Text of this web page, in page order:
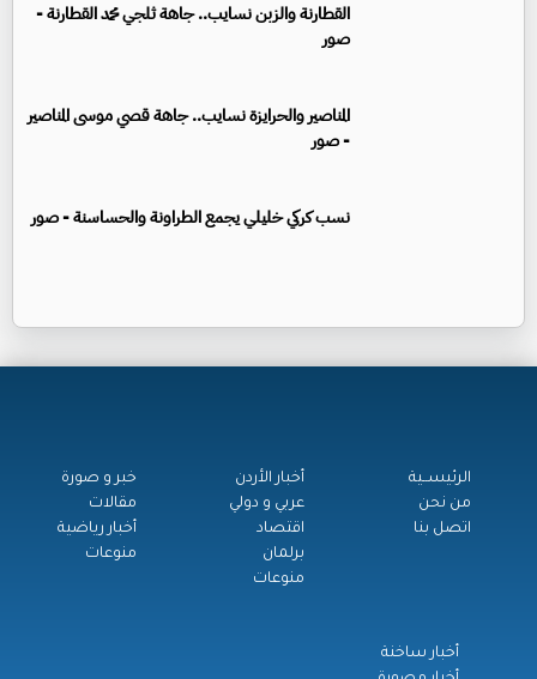
القطارنة والزبن نسايب.. جاهة ثلجي محمد القطارنة -
صور
المناصير والحرايزة نسايب.. جاهة قصي موسى المناصير
- صور
نسب كركي خليلي يجمع الطراونة والحساسنة - صور
الرئيســية
من نحن
اتصل بنا
أخبار الأردن
عربي و دولي
اقتصاد
برلمان
منوعات
خبر و صورة
مقالات
أخبار رياضية
منوعات
أخبار ساخنة